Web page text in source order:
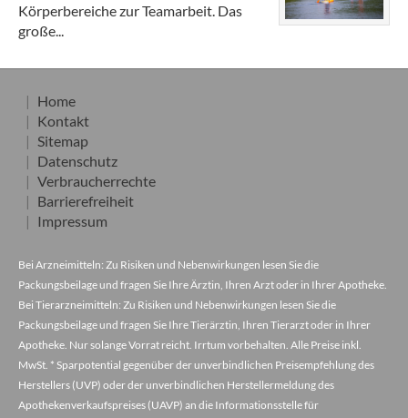
Körperbereiche zur Teamarbeit. Das
große...
Home
Kontakt
Sitemap
Datenschutz
Verbraucherrechte
Barrierefreiheit
Impressum
Bei Arzneimitteln: Zu Risiken und Nebenwirkungen lesen Sie die
Packungsbeilage und fragen Sie Ihre Ärztin, Ihren Arzt oder in Ihrer Apotheke.
Bei Tierarzneimitteln: Zu Risiken und Nebenwirkungen lesen Sie die
Packungsbeilage und fragen Sie Ihre Tierärztin, Ihren Tierarzt oder in Ihrer
Apotheke. Nur solange Vorrat reicht. Irrtum vorbehalten. Alle Preise inkl.
MwSt. * Sparpotential gegenüber der unverbindlichen Preisempfehlung des
Herstellers (UVP) oder der unverbindlichen Herstellermeldung des
Apothekenverkaufspreises (UAVP) an die Informationsstelle für